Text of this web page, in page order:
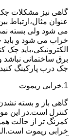
گاهی نیز مشکلات
عنوان مثال،ارتباط
می شود ولی بسته
خراب می شود و
الکترونیکی،باید
برق ساختمانی
جک درب پارکینگ
1.خرابی ریموت
گاهی باز و بسته
کنترل است.در این
کمرنگ تر از حالت
خرابی ریموت